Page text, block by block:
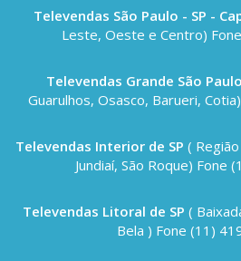
Televendas São Paulo - SP -
Leste, Oeste e Centro)
Televendas Grande São Paulo
Guarulhos, Osasco, Barueri,
Televendas Interior de SP (
Jundiaí, São Roque) Fone
Televendas Litoral de SP (
Bela ) Fone (11)